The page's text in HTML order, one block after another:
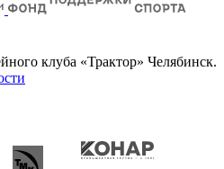
клуба «Трактор» Челябинск.